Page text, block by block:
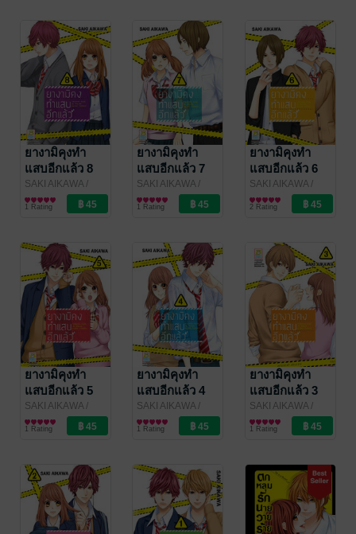
ยางามิคุงทำ
แสบอีกแล้ว 8
SAKI AIKAWA/
Bongkoch
Publishing
การ์ตูนผู้หญิง
1 Rating
ยางามิคุงทำ
แสบอีกแล้ว 7
SAKI AIKAWA/
Bongkoch
Publishing
การ์ตูนผู้หญิง
1 Rating
ยางามิคุงทำ
แสบอีกแล้ว 6
SAKI AIKAWA/
Bongkoch
Publishing
การ์ตูนผู้หญิง
2 Rating
ยางามิคุงทำ
แสบอีกแล้ว 5
SAKI AIKAWA/
Bongkoch
Publishing
การ์ตูนผู้หญิง
1 Rating
ยางามิคุงทำ
แสบอีกแล้ว 4
SAKI AIKAWA/
Bongkoch
Publishing
การ์ตูนผู้หญิง
1 Rating
ยางามิคุงทำ
แสบอีกแล้ว 3
SAKI AIKAWA/
Bongkoch
Publishing
การ์ตูนผู้หญิง
1 Rating